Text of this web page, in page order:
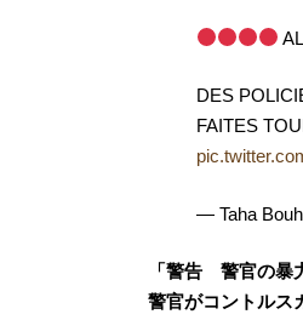
DES
FAITES
— Taha
「警告 警官の暴
警官がコントルス